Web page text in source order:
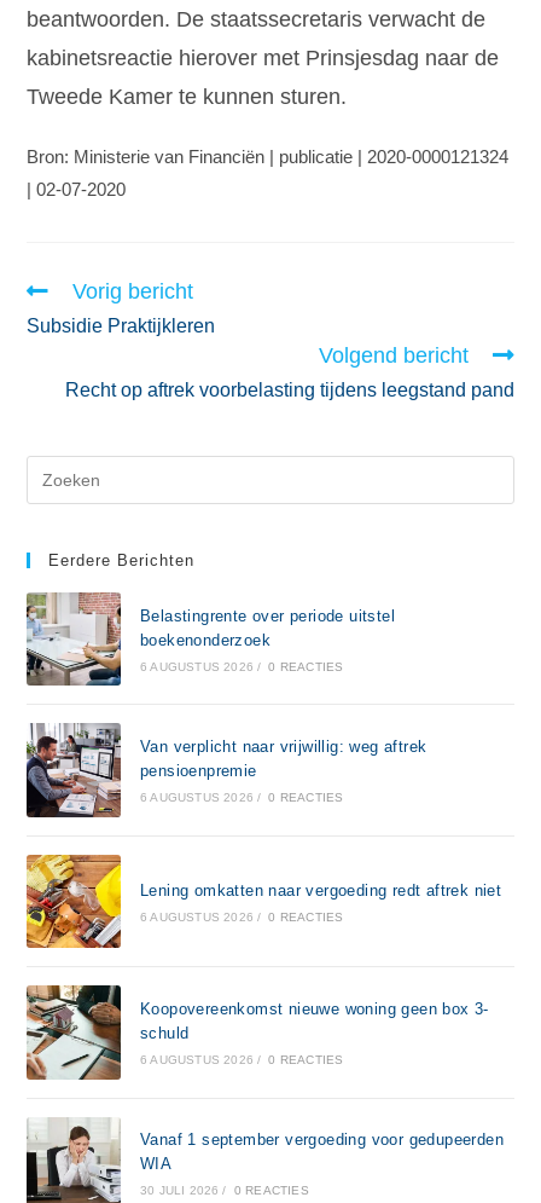
beantwoorden. De staatssecretaris verwacht de
kabinetsreactie hierover met Prinsjesdag naar de
Tweede Kamer te kunnen sturen.
Bron: Ministerie van Financiën | publicatie | 2020-0000121324
| 02-07-2020
Vorig bericht
Subsidie Praktijkleren
Volgend bericht
Recht op aftrek voorbelasting tijdens leegstand pand
Eerdere Berichten
Belastingrente over periode uitstel
boekenonderzoek
6 AUGUSTUS 2026 / 0 REACTIES
Van verplicht naar vrijwillig: weg aftrek
pensioenpremie
6 AUGUSTUS 2026 / 0 REACTIES
Lening omkatten naar vergoeding redt aftrek niet
6 AUGUSTUS 2026 / 0 REACTIES
Koopovereenkomst nieuwe woning geen box 3-
schuld
6 AUGUSTUS 2026 / 0 REACTIES
Vanaf 1 september vergoeding voor gedupeerden
WIA
30 JULI 2026 / 0 REACTIES